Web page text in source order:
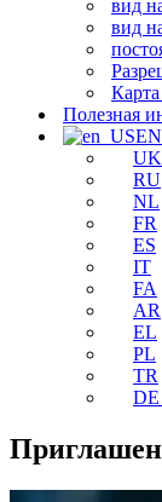
вид
вид
Полезная
EN
UK
RU
NL
FR
ES
IT
FA
AR
EL
PL
TR